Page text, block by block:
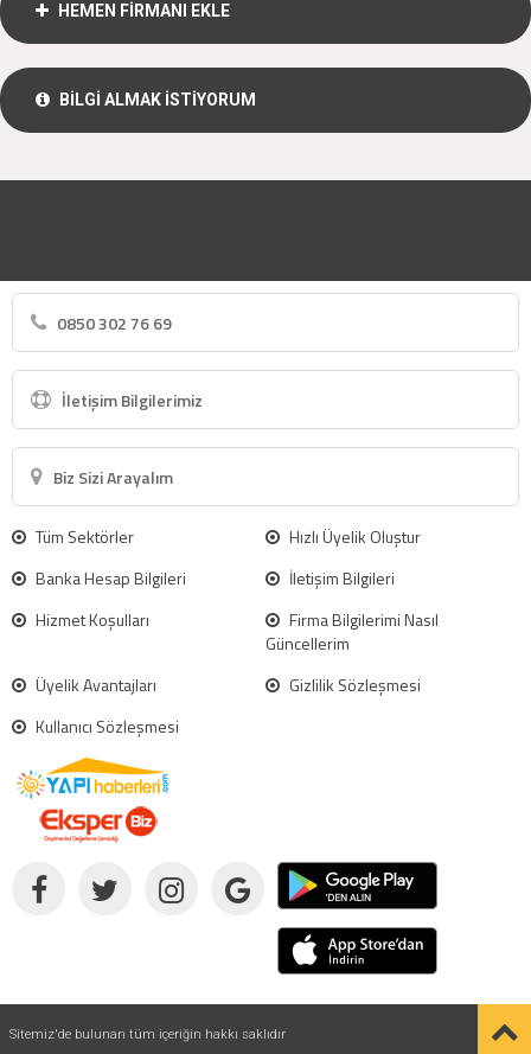
HEMEN FİRMANI EKLE
BİLGİ ALMAK İSTİYORUM
0850 302 76 69
İletişim Bilgilerimiz
Biz Sizi Arayalım
Tüm Sektörler
Hızlı Üyelik Oluştur
Banka Hesap Bilgileri
İletişim Bilgileri
Hizmet Koşulları
Firma Bilgilerimi Nasıl
Güncellerim
Üyelik Avantajları
Gizlilik Sözleşmesi
Kullanıcı Sözleşmesi
Sitemiz'de bulunan tüm içeriğin hakkı saklıdır